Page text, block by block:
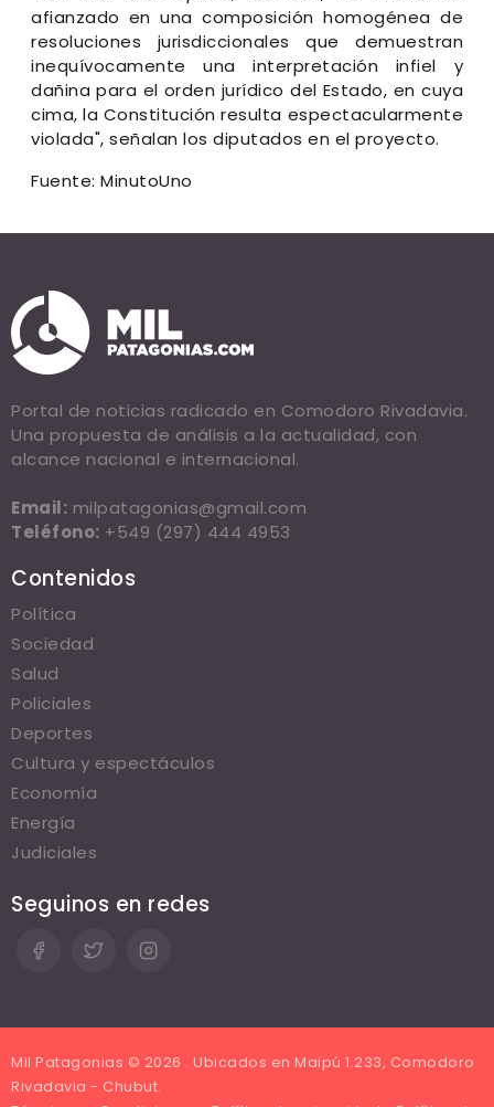
afianzado en una composición homogénea de
resoluciones jurisdiccionales que demuestran
inequívocamente una interpretación infiel y
dañina para el orden jurídico del Estado, en cuya
cima, la Constitución resulta espectacularmente
violada", señalan los diputados en el proyecto.
Fuente: MinutoUno
Portal de noticias radicado en Comodoro Rivadavia.
Una propuesta de análisis a la actualidad, con
alcance nacional e internacional.
Email: milpatagonias@gmail.com
Teléfono: +549 (297) 444 4953
Contenidos
Política
Sociedad
Salud
Policiales
Deportes
Cultura y espectáculos
Economía
Energía
Judiciales
Seguinos en redes
Mil Patagonias © 2026 . Ubicados en Maipú 1.233, Comodoro
Rivadavia - Chubut.